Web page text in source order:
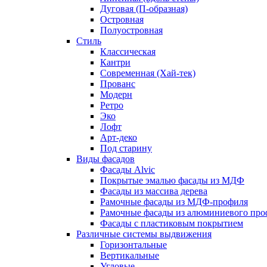
Дуговая (П-образная)
Островная
Полуостровная
Стиль
Классическая
Кантри
Современная (Хай-тек)
Прованс
Модерн
Ретро
Эко
Лофт
Арт-деко
Под старину
Виды фасадов
Фасады Alvic
Покрытые эмалью фасады из МДФ
Фасады из массива дерева
Рамочные фасады из МДФ-профиля
Рамочные фасады из алюминиевого
Фасады с пластиковым покрытием
Различные системы выдвижения
Горизонтальные
Вертикальные